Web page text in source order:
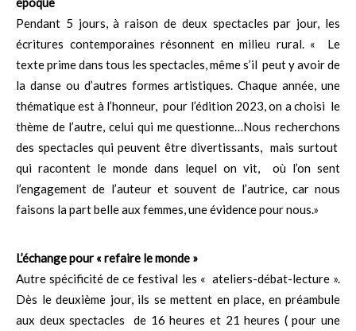
Pendant 5 jours, à raison de deux spectacles par jour, les
écritures contemporaines résonnent en milieu rural. « Le
texte prime dans tous les spectacles, même s’il peut y avoir de
la danse ou d’autres formes artistiques. Chaque année, une
thématique est à l’honneur, pour l’édition 2023, on a choisi le
thème de l’autre, celui qui me questionne…Nous recherchons
des spectacles qui peuvent être divertissants, mais surtout
qui racontent le monde dans lequel on vit, où l’on sent
l’engagement de l’auteur et souvent de l’autrice, car nous
faisons la part belle aux femmes, une évidence pour nous.»
L’échange pour « refaire le monde »
Autre spécificité de ce festival les « ateliers-débat-lecture ».
Dès le deuxième jour, ils se mettent en place, en préambule
aux deux spectacles de 16 heures et 21 heures ( pour une